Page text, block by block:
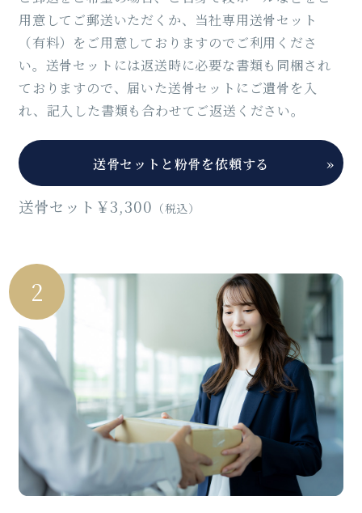
用意してご郵送いただくか、当社専用送骨セット
（有料）をご用意しておりますのでご利用くださ
い。送骨セットには返送時に必要な書類も同梱され
ておりますので、届いた送骨セットにご遺骨を入
れ、記入した書類も合わせてご返送ください。
送骨セットと粉骨を依頼する »
送骨セット￥3,300 （税込）
2